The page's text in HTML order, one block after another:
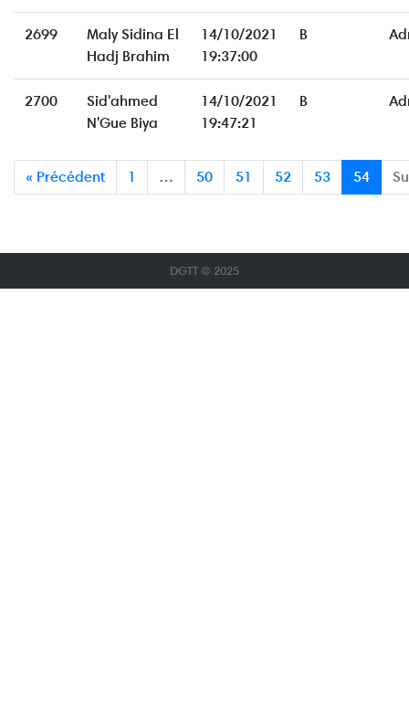
2699
Maly Sidina El
Hadj Brahim
14/10/2021
19:37:00
B
2700
Sid'ahmed
N'Gue Biya
14/10/2021
19:47:21
B
« Précédent 1 … 50 51 52 53 54
DGTT © 2025